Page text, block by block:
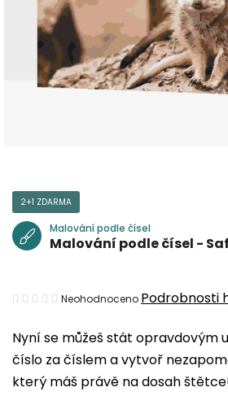
Nyní se můžeš stát opravdovým
číslo za číslem a vytvoř
který máš právě na dosah
2+1 ZDARMA
Malování podle čísel
Malování podle čísel -
Průměrné
produktu
je
0,0
Neohodnoceno Podrobnosti